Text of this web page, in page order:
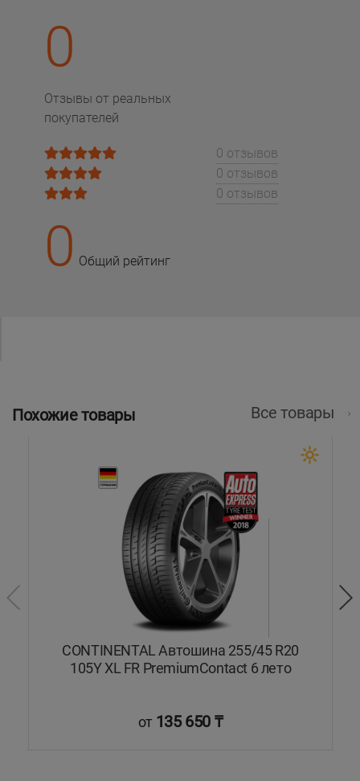
0
Отзывы от реальных
покупателей
0 отзывов
0 отзывов
0 отзывов
0 Общий рейтинг
Похожие товары Все товары
CONTINENTAL Автошина 255/45 R20
105Y XL FR PremiumContact 6 лето
от 135 650 ₸